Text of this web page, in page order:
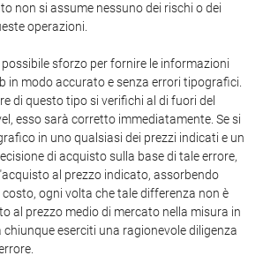
non si assume nessuno dei rischi o dei
operazioni.
sforzo per fornire le informazioni
in modo accurato e senza errori tipografici.
di questo tipo si verifichi al di fuori del
esso sarà corretto immediatamente. Se si
in uno qualsiasi dei prezzi indicati e un
di acquisto sulla base di tale errore,
al prezzo indicato, assorbendo
ogni volta che tale differenza non è
al prezzo medio di mercato nella misura in
chiunque eserciti una ragionevole diligenza